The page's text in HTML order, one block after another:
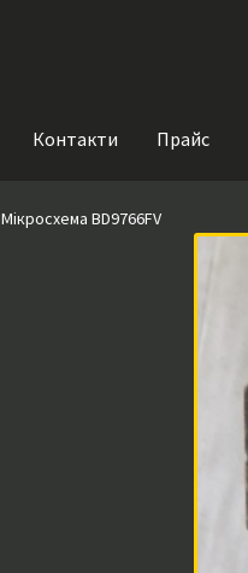
Контакти Прайс
Мікросхема BD9766FV